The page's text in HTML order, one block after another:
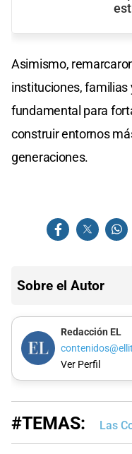
Asimismo,
instituciones,
fundamental para
construir entornos
generaciones.
Sobre el Autor
Redacción EL
Ver Perfil
#TEMAS: Las